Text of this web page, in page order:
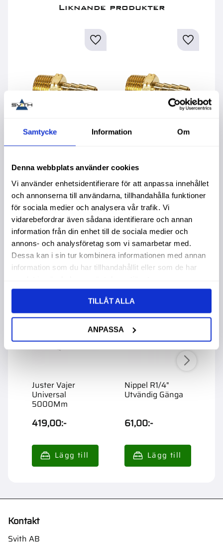
Samtycke Information Om
Denna webbplats använder cookies
Vi använder enhetsidentifierare för att anpassa innehållet
och annonserna till användarna, tillhandahålla funktioner
för sociala medier och analysera vår trafik. Vi
vidarebefordrar även sådana identifierare och annan
information från din enhet till de sociala medier och
annons- och analysföretag som vi samarbetar med.
Dessa kan i sin tur kombinera informationen med annan
information som du har tillhandahållit eller som de har
TILLÅT ALLA
ANPASSA
Liknande produkter
Nippel R1/4 För
52,00:- 57,00:-
Andra köpte även
Juster Vajer
Universal
5000Mm
419,00:-
Nippel R1/4"
Utvändig Gänga
61,00:-
Kontakt
Svith AB